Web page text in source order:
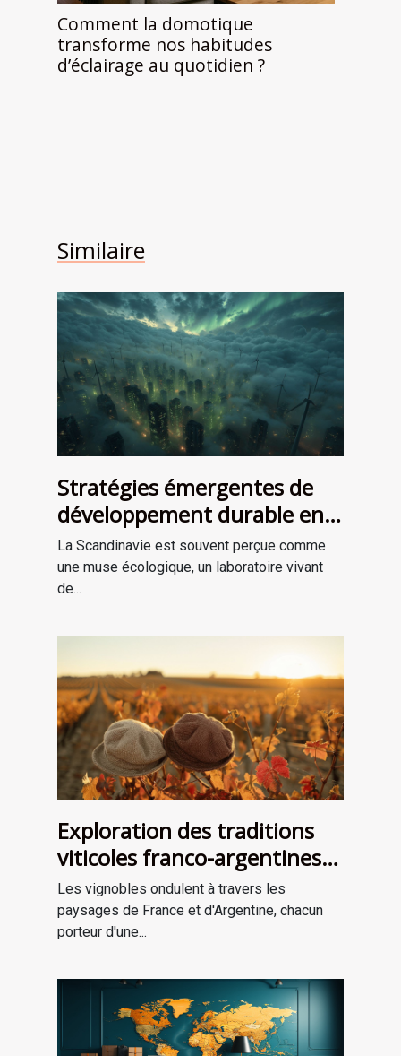
Comment la domotique
transforme nos habitudes
d’éclairage au quotidien ?
Similaire
Stratégies émergentes de
développement durable en
Scandinavie Comment les
pays nordiques innovent
pour l'avenir
La Scandinavie est souvent perçue comme
une muse écologique, un laboratoire vivant
de...
Exploration des traditions
viticoles franco-argentines
et leur influence globale
Les vignobles ondulent à travers les
paysages de France et d'Argentine, chacun
porteur d'une...